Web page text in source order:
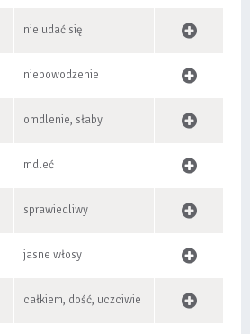
nie udać się
niepowodzenie
omdlenie, słaby
mdleć
sprawiedliwy
jasne włosy
całkiem, dość, uczciwie